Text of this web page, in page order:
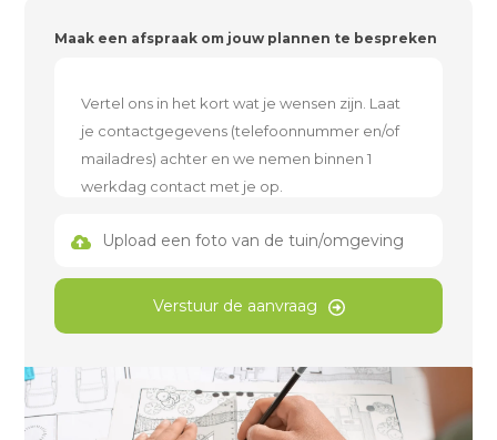
Maak een afspraak om jouw plannen te bespreken
Upload een foto van de tuin/omgeving
Verstuur de aanvraag